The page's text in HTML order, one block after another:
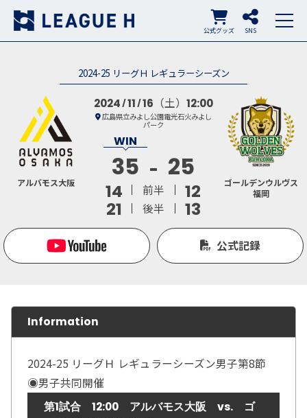
SNS
公式グッズ
2024-25 リーグＨ レギュラーシーズン
アルバモス大阪
2024 11 16 （土） 12:00
広島県立みよし公園電光石火みよし
パーク
35 25
14 前半
12
21
後半 13
ゴールデンウルヴス
福岡
公式記録
Information
2024-25 リーグＨ レギュラーシーズン男子第8節
◉男子共同開催
第1試合 12:00 アルバモス大阪 vs. ゴ